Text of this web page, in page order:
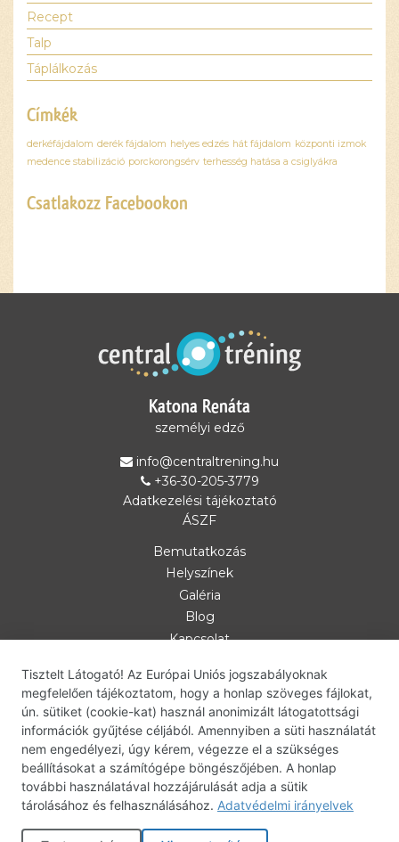
Recept
Talp
Táplálkozás
Címkék
derkéfájdalom derék fájdalom helyes edzés hát fájdalom központi izmok
medence stabilizáció porckorongsérv terhesség hatása a csiglyákra
Csatlakozz Facebookon
blokkolva
Katona Renáta
személyi edző
info@centraltrening.hu
+36-30-205-3779
Adatkezelési tájékoztató
ÁSZF
Bemutatkozás
Helyszínek
Galéria
Blog
Kapcsolat
Személyi edzés
Csoportos óra
bodyART
deepWORK
bodyART-deepWORK
Babakocsi térning
Centrál tréning
Otthoni edzésterv
Tisztelt Látogató! Az Európai Uniós jogszabályoknak
megfelelően tájékoztatom, hogy a honlap szöveges fájlokat,
ún. sütiket (cookie-kat) használ anonimizált látogatottsági
információk gyűjtése céljából. Amennyiben a süti használatát
nem engedélyezi, úgy kérem, végezze el a szükséges
beállításokat a számítógépe böngészőjében. A honlap
további használatával hozzájárulását adja a sütik
tárolásához és felhasználásához. Adatvédelmi irányelvek